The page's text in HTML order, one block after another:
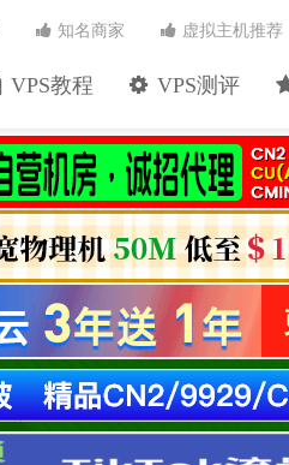
VPS教程 VPS测评
知名商家 虚拟主机推荐